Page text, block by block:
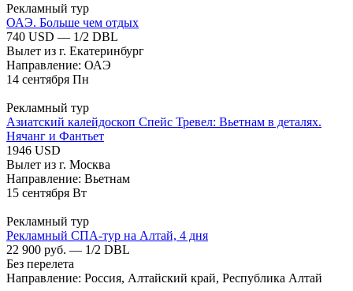
Рекламный тур
ОАЭ. Больше чем отдых
740 USD — 1/2 DBL
Вылет из г. Екатеринбург
Направление: ОАЭ
14 сентября Пн
Рекламный тур
Азиатский калейдоскоп Спейс Тревел: Вьетнам в деталях.
Нячанг и Фантьет
1946 USD
Вылет из г. Москва
Направление: Вьетнам
15 сентября Вт
Рекламный тур
Рекламный СПА-тур на Алтай, 4 дня
22 900 руб. — 1/2 DBL
Без перелета
Направление: Россия, Алтайский край, Республика Алтай